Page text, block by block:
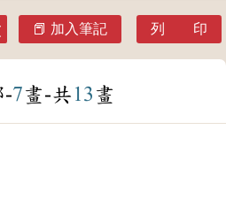
加入筆記 列 印
-7畫-共 13 畫